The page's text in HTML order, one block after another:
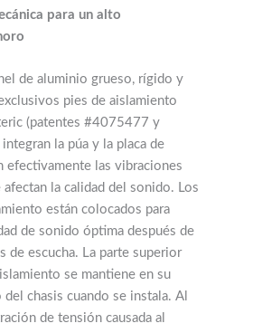
para un alto
de aluminio grueso, rígido y
pies de aislamiento
(patentes #4075477 y
la púa y la placa de
efectivamente las vibraciones
afectan la calidad del sonido. Los
están colocados para
de sonido óptima después de
de escucha. La parte superior
se mantiene en su
del chasis cuando se instala. Al
de tensión causada al